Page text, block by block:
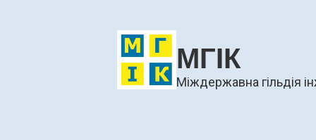
МГІК
Міждержавна гільдія